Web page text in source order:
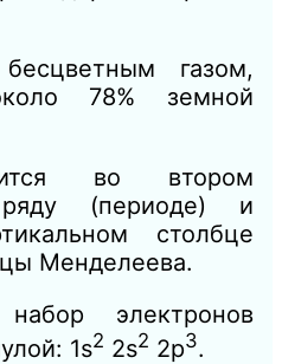
газом,
78% земной
во втором
ряду (периоде) и
столбце
Менделеева.
электронов
1s2 2s2 2p3.